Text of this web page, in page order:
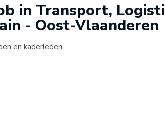
in Transport,
- Oost-Vlaanderen
en kaderleden